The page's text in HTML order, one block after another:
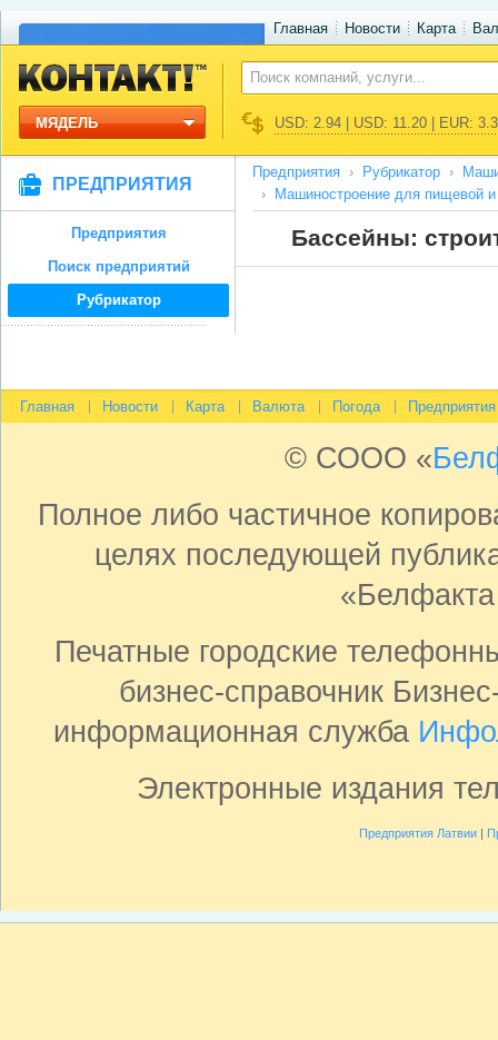
Главная Новости Карта
МЯДЕЛЬ USD: 2.94 | USD: 11.20 | EUR:
ПРЕДПРИЯТИЯ
Предприятия
Поиск предприятий
Рубрикатор
Предприятия Рубрикатор
Машиностроение для пищевой
Бассейны:
Главная Новости Карта Валюта Погода Предприятия
© СООО «
Полное либо частичное
целях последующей
Печатные городские
бизнес-справочник
информационная служба
Электронные издания
Предприятия Латвии|